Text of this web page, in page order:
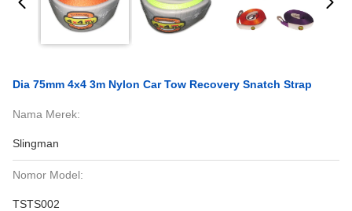
Dia 75mm 4x4 3m Nylon Car Tow Recovery Snatch Strap
Nama Merek:
Slingman
Nomor Model:
TSTS002